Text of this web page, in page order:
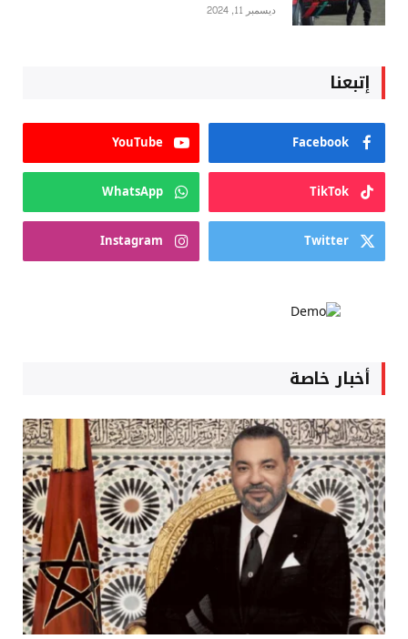
ديسمبر 11, 2024
إتبعنا
Facebook
YouTube
TikTok
WhatsApp
Twitter
Instagram
أخبار خاصة